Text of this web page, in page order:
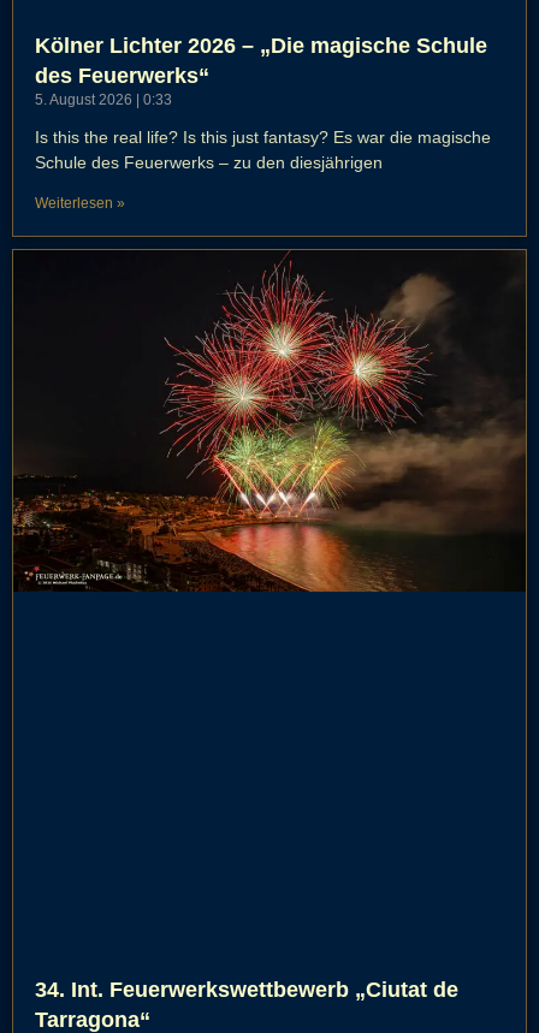
Kölner Lichter 2026 – „Die magische Schule
des Feuerwerks“
5. August 2026 0:33
Is this the real life? Is this just fantasy? Es war die magische
Schule des Feuerwerks – zu den diesjährigen
Weiterlesen »
34. Int. Feuerwerkswettbewerb „Ciutat de
Tarragona“